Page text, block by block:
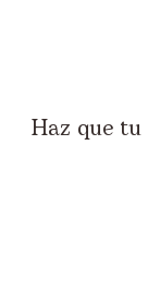
Haz que